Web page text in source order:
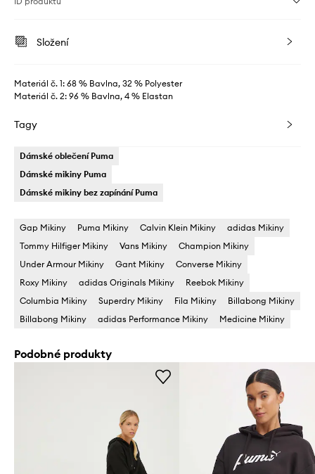
Složení
Materiál č. 1: 68 % Bavlna, 32 % Polyester
Materiál č. 2: 96 % Bavlna, 4 % Elastan
Tagy
Dámské oblečení Puma
Dámské mikiny Puma
Dámské mikiny bez zapínání Puma
Gap Mikiny Puma Mikiny Calvin Klein Mikiny
adidas Mikiny
Tommy Hilfiger Mikiny
Vans Mikiny
Champion Mikiny
Under Armour Mikiny
Gant Mikiny
Converse Mikiny
Roxy Mikiny
adidas Originals Mikiny
Reebok Mikiny
Columbia Mikiny
Superdry Mikiny Fila Mikiny
Billabong Mikiny
Billabong Mikiny
adidas Performance Mikiny Medicine Mikiny
Podobné produkty